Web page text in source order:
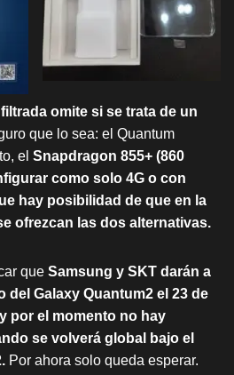
omite si se trata de un
que lo sea: el Quantum
el Snapdragon 855+ (860
como solo 4G o con
hay posibilidad de que en la
ofrezcan las dos alternativas.
que Samsung y SKT darán a
del Galaxy Quantum2 el 23 de
por el momento no hay
se volverá global bajo el
Por ahora solo queda esperar.